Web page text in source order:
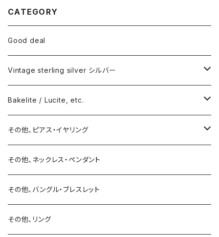
CATEGORY
Good deal
Vintage sterling silver シルバー
ネックレス
バングル・ブレスレット
リング
15号以上
ピアス
イヤリング
Bakelite / Lucite, etc.
ピアス・イヤリング
リング
バングル・ブレスレット
ブローチ
その他、ピアス・イヤリング
ピアス
イヤリング
その他、ネックレス・ペンダント
その他、バングル・ブレスレット
その他、リング